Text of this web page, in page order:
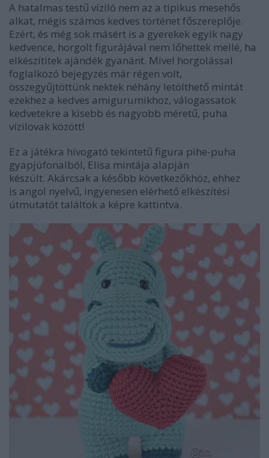
A hatalmas testű víziló nem az a tipikus mesehős
alkat, mégis számos kedves történet főszereplője.
Ezért, és még sok másért is a gyerekek egyik nagy
kedvence, horgolt figurájával nem lőhettek mellé, ha
elkészítitek ajándék gyanánt. Mivel horgolással
foglalkozó bejegyzés már régen volt,
összegyűjtöttünk nektek néhány letölthető mintát
ezekhez a kedves amigurumikhoz, válogassatok
kedvetekre a kisebb és nagyobb méretű, puha
vízilovak között!
Ez a játékra hívogató tekintetű figura pihe-puha
gyapjúfonalból, Elisa mintája alapján
készült. Akárcsak a később következőkhöz, ehhez
is angol nyelvű, ingyenesen elérhető elkészítési
útmutatót találtok a képre kattintva.